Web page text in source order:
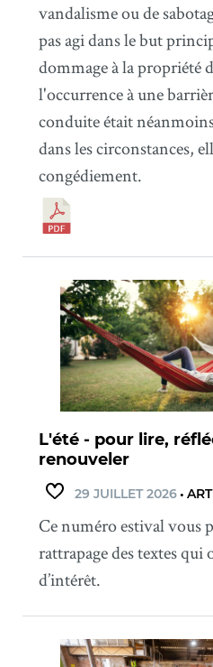
vandalisme ou de
pas agi dans le but
dommage à la propriété
l'occurrence à une
conduite était
dans les circonstances,
congédiement.
L'été - pour lire,
renouveler
29 JUILLET 2026•
Ce numéro estival vous
rattrapage des textes qui
d’intérêt.